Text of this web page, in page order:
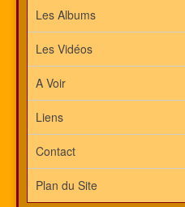
Les Albums
Les Vidéos
A Voir
Liens
Contact
Plan du Site